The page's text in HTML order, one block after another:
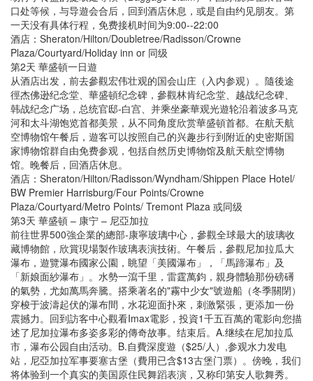
口处等候，与导遊会合后，回到酒店休息，或是自由约见朋友。第
一天没有具体行程，免费接机时间为9:00--22:00
酒店：Sheraton/Hilton/Doubletree/Radisson/Crowne
Plaza/Courtyard/Holiday inn or 同级
第2天 華盛頓一日遊
从酒店出发，前去參觀宏伟壮观的国会山庄（入内参观）。隨後途
徑杰佛逊纪念堂、華盛頓纪念碑，參觀林肯纪念堂、越战纪念碑、
韩战纪念广场，总统官邸-白宫、并乘坐豪華观光遊轮沿着波多马克
河和太斗湖饱览首都美景，从不同角度欣赏華盛頓首都。在航天航
空博物馆午餐后，遊客可以按照自己的兴趣步行到附近的史密斯国
家博物馆群自由免费参观，包括自然历史博物馆及航天航空博物
馆。晚餐后，回酒店休息。
酒店：Sheraton/Hilton/Radisson/Wyndham/Shippen Place Hotel/
BW Premier Harrisburg/Four Points/Crowne
Plaza/Courtyard/Metro Points/ Tremont Plaza 或同级
第3天 華盛頓 – 康宁 – 尼亞加拉
前往世界500強企業的總部-康寧玻璃中心，參觀全球最大的玻璃收
藏博物館，欣賞現場製作玻璃表演技術。午餐后，參觀尼加拉瓜大
瀑布，遊覽瀑布國家公園，眺望「美國瀑布」，「馬蹄瀑布」及
「新娘面紗瀑布」。水勢一瀉千里，雷霆萬鈞，親身體驗那份磅礡
的氣勢，尤如萬馬奔騰。搭乘著名的"霧中少女"號遊船（冬季關閉）
穿梭于波濤起伏的瀑布間，水花迎面扑來，刺激緊張，更添加一份
震撼力。回到訪客中心觀看Imax電影，投資1千五百萬的電影向您描
述了尼加拉瀑布多姿多彩的傳奇故事。结束后。A.继续在尼加拉瓜
市，瀑布公园自由活动。B.自費深度遊（$25/人）,参观水力发电
站，尼亞加拉军事要塞古堡（費用已含$13古堡门票）。傍晚，我们
将体验到一个真实的美国原住民舞蹈表演，又称印第安人歌舞秀。